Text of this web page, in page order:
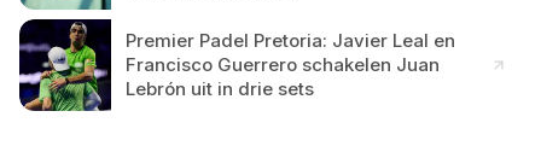
Premier Padel Pretoria: Javier Leal en
Francisco Guerrero schakelen Juan
Lebrón uit in drie sets